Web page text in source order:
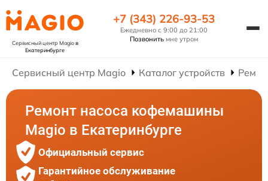
Сервисный центр Magioв
Екатеринбурге
+7 (343) 226-93-53
Ежедневно с 9:00 до 21:00
Позвонить мне утром
Сервисный центр Magio Каталог устройств
Ремонт насоса кофемашины
Magio в Екатеринбурге
Официальный сервис
Гарантийное обслуживание